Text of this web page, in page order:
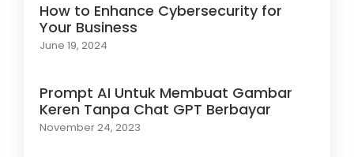
How to Enhance Cybersecurity for
Your Business
June 19, 2024
Prompt AI Untuk Membuat Gambar
Keren Tanpa Chat GPT Berbayar
November 24, 2023